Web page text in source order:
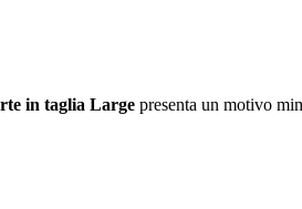
in taglia Large presenta un motivo